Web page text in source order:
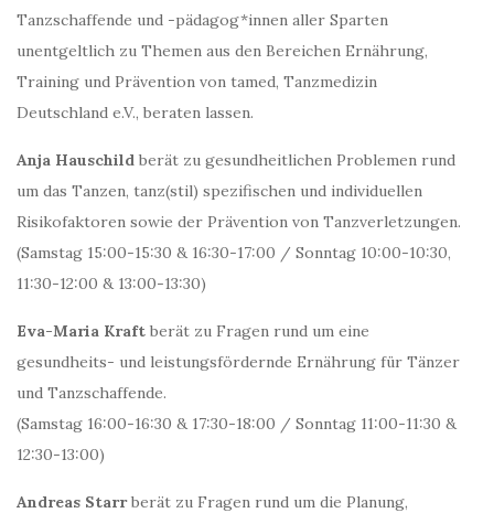
Tanzschaffende und -pädagog*innen aller Sparten
unentgeltlich zu Themen aus den Bereichen Ernährung,
Training und Prävention von tamed, Tanzmedizin
Deutschland e.V., beraten lassen.
Anja Hauschild berät zu gesundheitlichen Problemen rund
um das Tanzen, tanz(stil) spezifischen und individuellen
Risikofaktoren sowie der Prävention von Tanzverletzungen.
(Samstag 15:00-15:30 & 16:30-17:00 / Sonntag 10:00-10:30,
11:30-12:00 & 13:00-13:30)
Eva-Maria Kraft berät zu Fragen rund um eine
gesundheits- und leistungsfördernde Ernährung für Tänzer
und Tanzschaffende.
(Samstag 16:00-16:30 & 17:30-18:00 / Sonntag 11:00-11:30 &
12:30-13:00)
Andreas Starrberät zu Fragen rund um die Planung,